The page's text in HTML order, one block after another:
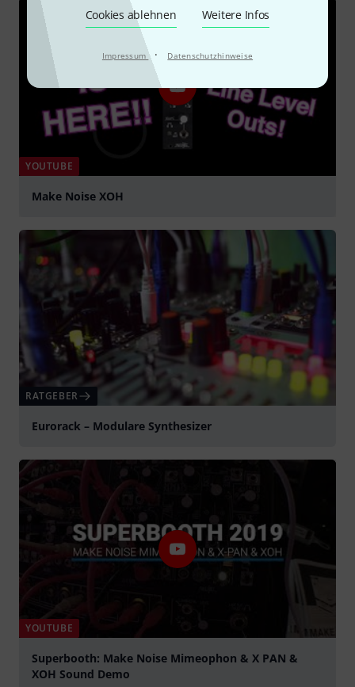
Cookies ablehnen Weitere Infos
Impressum · Datenschutzhinweise
YOUTUBE
Make Noise XOH
RATGEBER
Eurorack – Modulare Synthesizer
YOUTUBE
Superbooth: Make Noise Mimeophon & X PAN &
XOH Sound Demo